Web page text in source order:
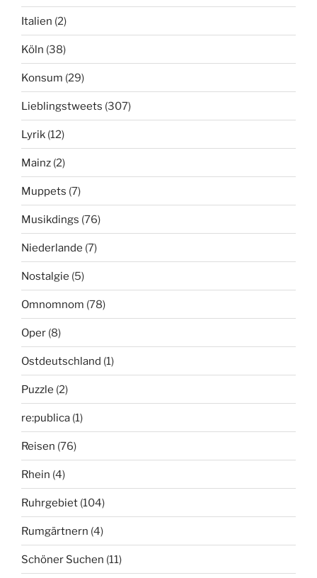
Italien (2)
Köln (38)
Konsum (29)
Lieblingstweets (307)
Lyrik (12)
Mainz (2)
Muppets (7)
Musikdings (76)
Niederlande (7)
Nostalgie (5)
Omnomnom (78)
Oper (8)
Ostdeutschland (1)
Puzzle (2)
re:publica (1)
Reisen (76)
Rhein (4)
Ruhrgebiet (104)
Rumgärtnern (4)
Schöner Suchen (11)